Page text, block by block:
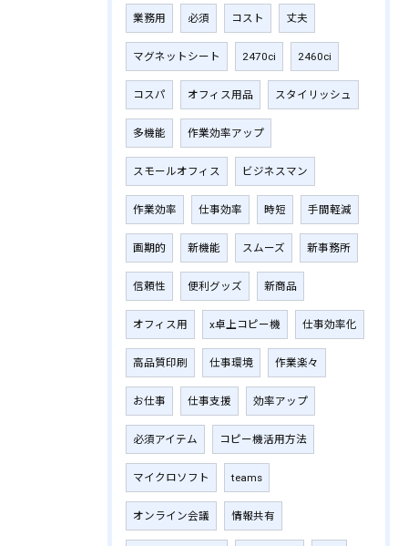
業務用 必須 コスト 丈夫
マグネットシート 2470ci 2460ci
コスパ オフィス用品 スタイリッシュ
多機能 作業効率アップ
スモールオフィス ビジネスマン
作業効率 仕事効率 時短 手間軽減
画期的 新機能 スムーズ 新事務所
信頼性 便利グッズ 新商品
オフィス用 x卓上コピー機 仕事効率化
高品質印刷 仕事環境 作業楽々
お仕事 仕事支援 効率アップ
必須アイテム コピー機活用方法
マイクロソフト teams
オンライン会議 情報共有